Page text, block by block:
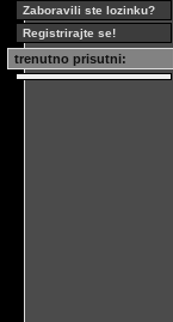
Zaboravili ste lozinku?
Registrirajte se!
trenutno prisutni: